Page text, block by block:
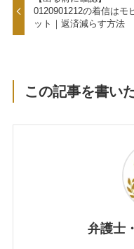
0120901212の着信はモ
ット｜返済減らす方法
この記事を書い
弁護士